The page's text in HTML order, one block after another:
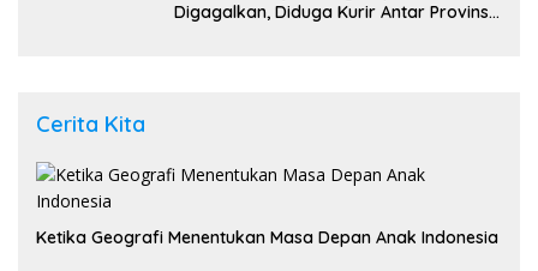
Digagalkan, Diduga Kurir Antar Provinsi
Cerita Kita
Ketika Geografi Menentukan Masa Depan Anak Indonesia